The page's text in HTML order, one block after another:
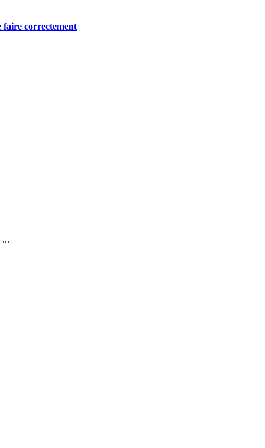
faire correctement
...